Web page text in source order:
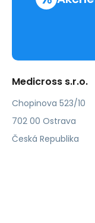
Medicross s.r.o.
Chopinova 523/10
702 00 Ostrava
Česká Republika